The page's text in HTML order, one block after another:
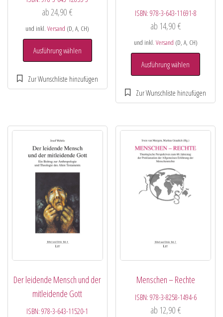
ab 24,90€
und inkl.Versand (D, A, CH)
Ausführung wählen
ISBN: 978-3-643-11691-8
ab 14,90 €
und inkl. Versand (D, A, CH)
Ausführung wählen
Der leidende Mensch und der
mitleidende Gott
ISBN:978-3-643-11520-1
Menschen – Rechte
ISBN: 978-3-8258-1494-6
ab 12,90 €